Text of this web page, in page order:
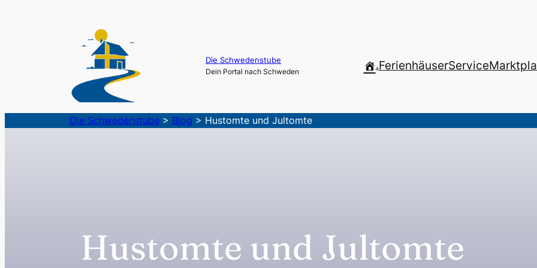
Die Schwedenstube
Dein Portal nach Schweden .FerienhäuserService
Die Schwedenstube> Blog > Hustomte und Jultomte
Hustomte und Jultomte